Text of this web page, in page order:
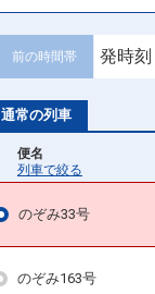
前の時間帯
通常の列車
便名
列車で絞る
のぞみ33号
のぞみ163号